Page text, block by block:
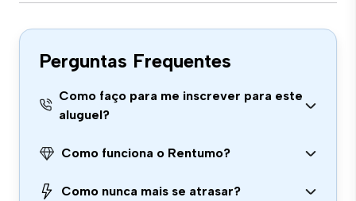
Perguntas Frequentes
Como faço para me inscrever para este
aluguel?
Como funciona o Rentumo?
Como nunca mais se atrasar?